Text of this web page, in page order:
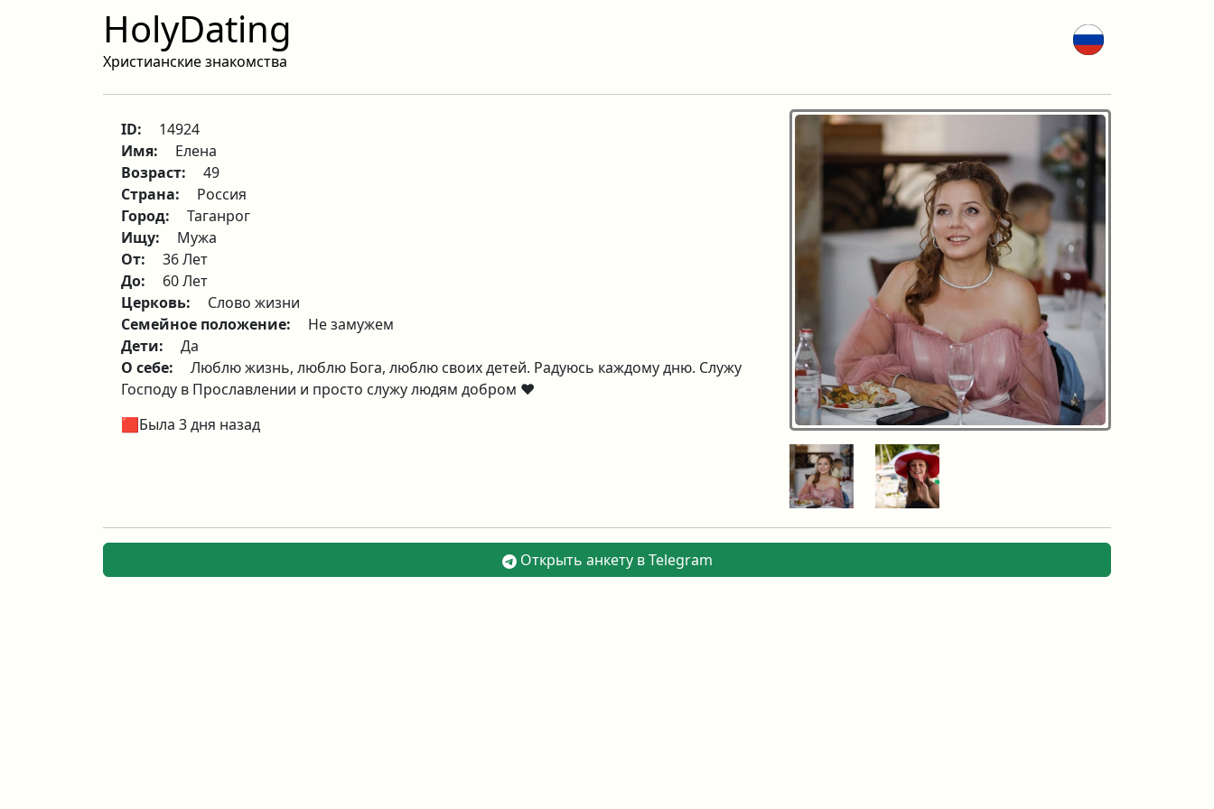
HolyDating
Христианские знакомства
ID:
14924
Имя:
Елена
Возраст:
49
Страна:
Россия
Город:
Таганрог
Ищу:
Мужа
От:
36 Лет
До:
60 Лет
Церковь:
Слово жизни
Семейное положение:
Не замужем
Дети:
Да
О себе:
Люблю жизнь, люблю Бога, люблю своих детей. Радуюсь каждому дню. Служу
Господу в Прославлении и просто служу людям добром ❤️
🟥Была 3 дня назад
Открыть анкету в Telegram